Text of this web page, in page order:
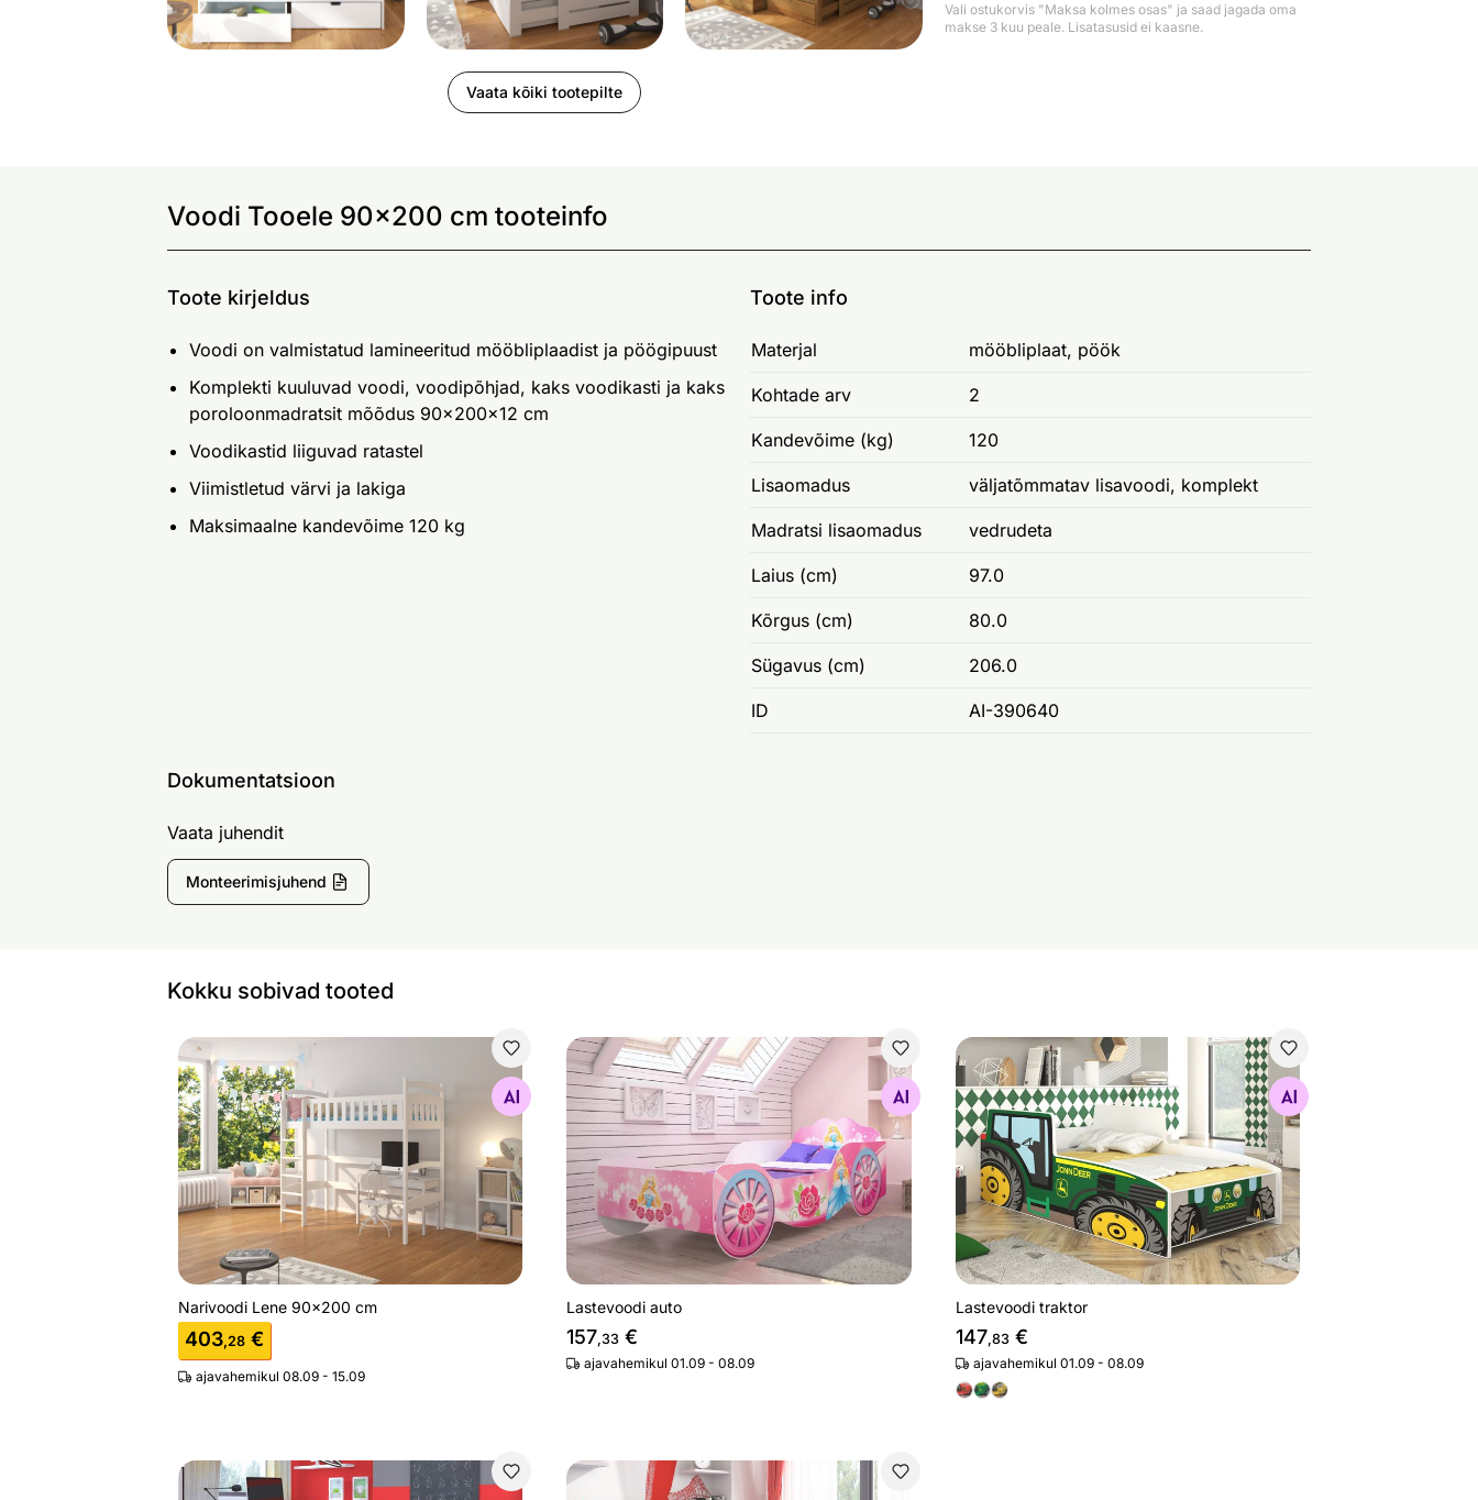
Vaata kõiki tootepilte
Vali ostukorvis "Maksa kolmes osas" ja saad jagada oma
makse 3 kuu peale. Lisatasusid ei kaasne.
Voodi Tooele 90x200 cm tooteinfo
Toote kirjeldus
Voodi on valmistatud lamineeritud mööbliplaadist ja pöögipuust
Komplekti kuuluvad voodi, voodipõhjad, kaks voodikasti ja kaks
poroloonmadratsit mõõdus 90x200x12 cm
Voodikastid liiguvad ratastel
Viimistletud värvi ja lakiga
Maksimaalne kandevõime 120 kg
Toote info
Materjal mööbliplaat, pöök
Kohtade arv 2
Kandevõime (kg) 120
Lisaomadus väljatõmmatav lisavoodi, komplekt
Madratsi lisaomadus vedrudeta
Laius (cm) 97.0
Kõrgus (cm) 80.0
Sügavus (cm) 206.0
ID AI-390640
Dokumentatsioon
Vaata juhendit
Monteerimisjuhend
Kokku sobivad tooted
Narivoodi Lene 90x200 cm
Otsi sarnaseid
Narivoodi Lene 90x200 cm
403,28 €
ajavahemikul 08.09 - 15.09
Lastevoodi auto
Otsi sarnaseid
Lastevoodi auto
157,33 €
ajavahemikul 01.09 - 08.09
Lastevoodi traktor
Otsi sarnaseid
Lastevoodi traktor
147,83€
ajavahemikul 01.09 - 08.09
Lastevoodi veoauto Lastevoodi auto